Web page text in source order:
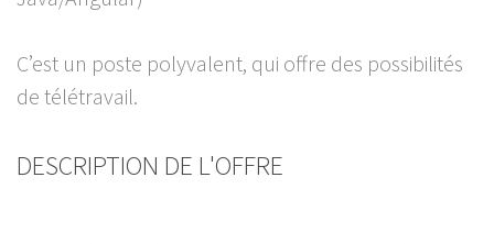
C’est un poste polyvalent, qui offre des possibilités
de télétravail.
DESCRIPTION DE L'OFFRE